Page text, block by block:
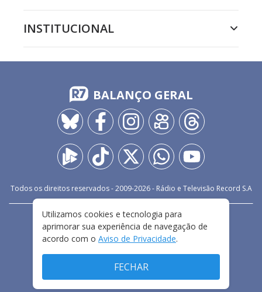
INSTITUCIONAL
BALANÇO GERAL
Todos os direitos reservados - 2009-2026- Rádio e Televisão Record S.A
FALE CONOSCO
PRIVACIDADE
TERMOS E CONDIÇÕES DE USO
Utilizamos cookies e tecnologia para
aprimorar sua experiência de navegação de
acordo com o Aviso de Privacidade.
FECHAR